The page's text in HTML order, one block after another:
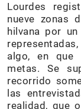
Lourdes
nueve zonas
hilvana por
algo, en que
metas. Se
recorrido
las
realidad, que